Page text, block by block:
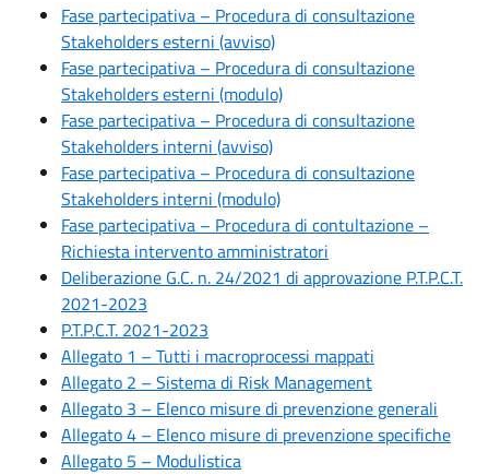
Fase partecipativa – Procedura di consultazione
Stakeholders esterni (avviso)
Fase partecipativa – Procedura di consultazione
Stakeholders esterni (modulo)
Fase partecipativa – Procedura di consultazione
Stakeholders interni (avviso)
Fase partecipativa – Procedura di consultazione
Stakeholders interni (modulo)
Fase partecipativa – Procedura di contultazione –
Richiesta intervento amministratori
Deliberazione G.C. n. 24/2021 di approvazione P.T.P.C.T.
2021-2023
P.T.P.C.T. 2021-2023
Allegato 1 – Tutti i macroprocessi mappati
Allegato 2 – Sistema di Risk Management
Allegato 3 – Elenco misure di prevenzione generali
Allegato 4 – Elenco misure di prevenzione specifiche
Allegato 5 – Modulistica